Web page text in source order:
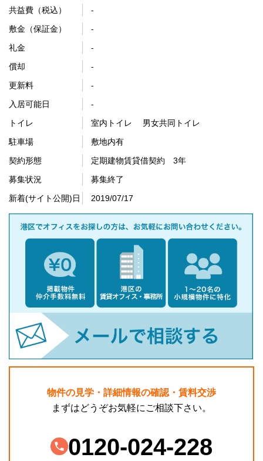
共益費（税込）
-
敷金（保証金）
-
礼金
-
償却
-
更新料
-
入居可能日
-
トイレ
室内トイレ 男女共同トイレ
駐車場
敷地内有
契約形態
定期建物賃貸借契約 3年
募集状況
募集終了
新着(サイト公開)日
2019/07/17
物件の見学・詳細情報の確認・賃料交渉
まずはどうぞお気軽にご相談下さい。
0120-024-228